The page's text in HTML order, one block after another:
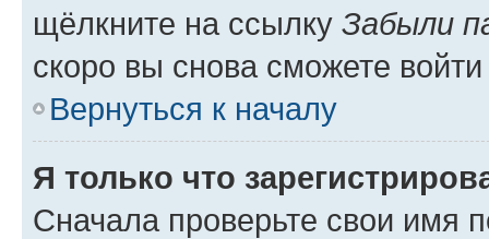
щёлкните на ссылку Забыли
скоро вы снова сможете
Вернуться к началу
Я только что
Сначала проверьте свои имя